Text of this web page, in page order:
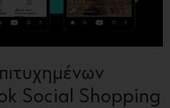
Social Shopping